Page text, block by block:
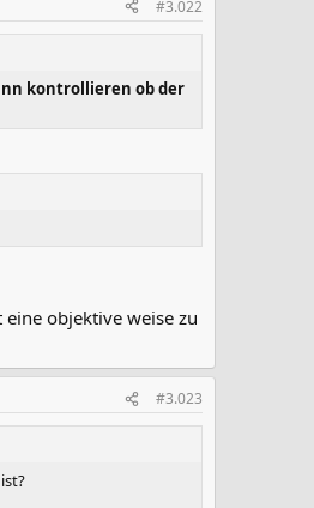
#3.022
kontrollieren ob der
objektive weise zu
#3.023